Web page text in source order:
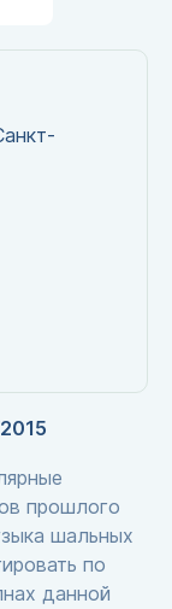
прошлого
шальных
по
данной